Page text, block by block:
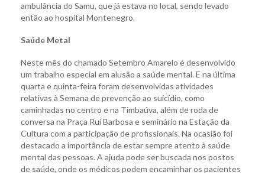
ambulância do Samu, que já estava no local, sendo levado
então ao hospital Montenegro.
Saúde Metal
Neste mês do chamado Setembro Amarelo é desenvolvido
um trabalho especial em alusão a saúde mental. E na última
quarta e quinta-feira foram desenvolvidas atividades
relativas à Semana de prevenção ao suicídio, como
caminhadas no centro e na Timbaúva, além de roda de
conversa na Praça Rui Barbosa e seminário na Estação da
Cultura com a participação de profissionais. Na ocasião foi
destacado a importância de estar sempre atento à saúde
mental das pessoas. A ajuda pode ser buscada nos postos
de saúde, onde os médicos podem encaminhar os pacientes